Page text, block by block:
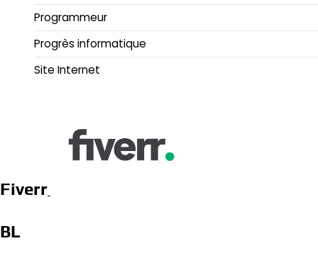
Programmeur
Progrès informatique
Site Internet
Fiverr
BL